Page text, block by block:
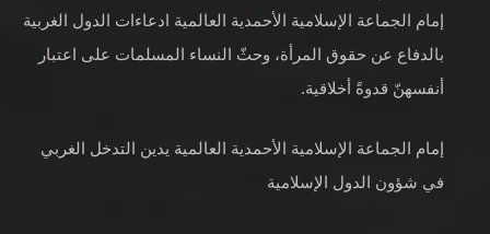
إمام الجماعة الإسلامية الأحمدية العالمية ادعاءات الدول الغربية
بالدفاع عن حقوق المرأة، وحثّ النساء المسلمات على اعتبار
أنفسهنّ قدوةً أخلاقية.
إمام الجماعة الإسلامية الأحمدية العالمية يدين التدخل الغربي
في شؤون الدول الإسلامية